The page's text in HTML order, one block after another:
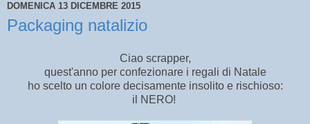
DOMENICA 13 DICEMBRE 2015
Packaging natalizio
Ciao scrapper,
quest'anno per confezionare i regali di Natale
ho scelto un colore decisamente insolito e rischioso:
il NERO!